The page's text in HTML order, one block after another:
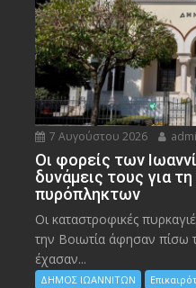
7 Αυγούστου 2026
Οι φορείς των
δυνάμεις τους για
πυρόπληκτων
Οι καταστροφικές
την Bοιωτία άφησαν
έχασαν...
ΔΗΜΟΣ ΙΩΑΝΝΙΤΩΝ